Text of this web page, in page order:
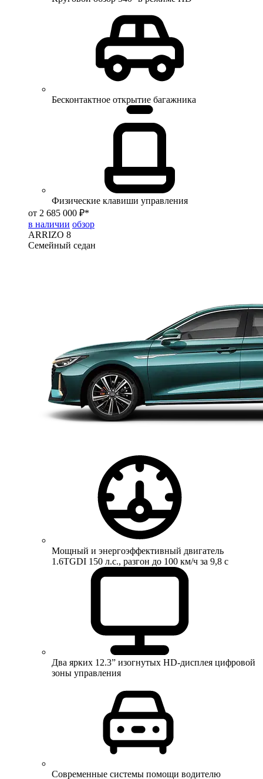
Бесконтактное открытие багажника
Физические клавиши управления
от 2 685 000 ₽*
в наличии обзор
ARRIZO 8
Семейный седан
Мощный и энергоэффективный двигатель
1.6TGDI 150 л.с., разгон до 100 км/ч за 9,8 с
Два ярких 12.3” изогнутых HD-дисплея цифровой
зоны управления
Современные системы помощи водителю